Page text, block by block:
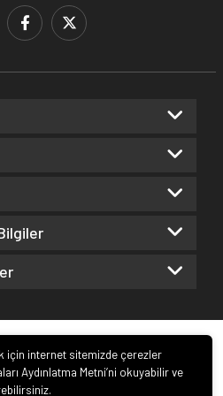
için internet sitemizde çerezler
Aydınlatma Metni’ni okuyabilir ve